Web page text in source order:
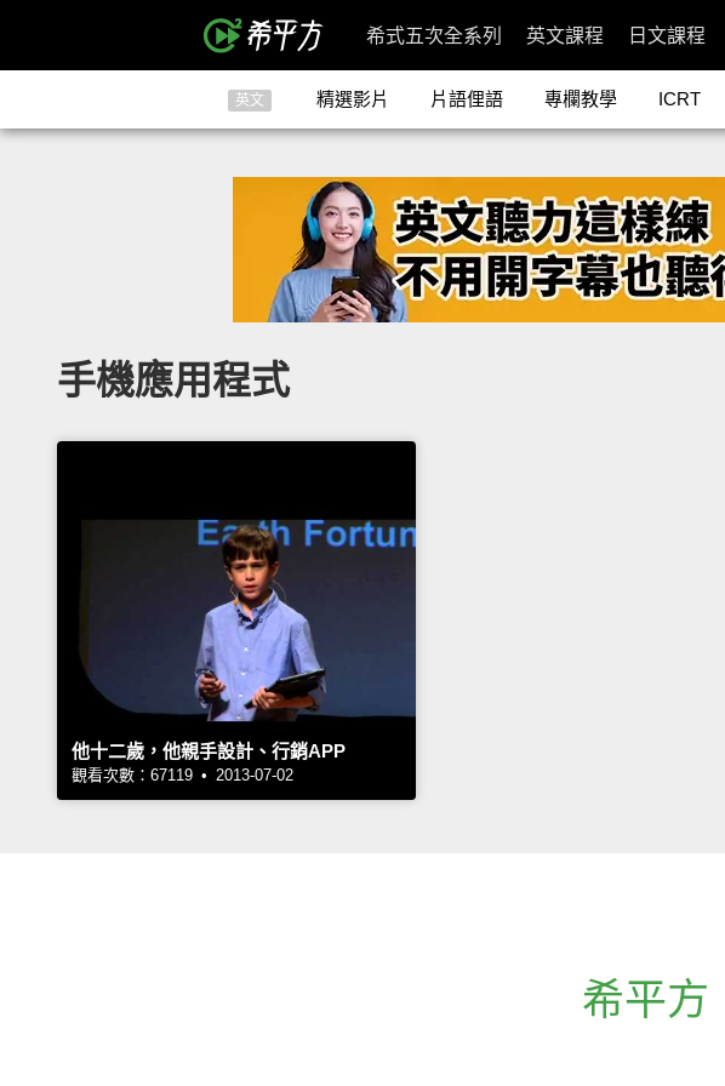
希式五次全系列 英文課程 日文課程
英文 精選影片 片語俚語 專欄教學 ICRT
手機應用程式
他十二歲，他親手設計、行銷APP
觀看次數：67119 • 2013-07-02
希平方